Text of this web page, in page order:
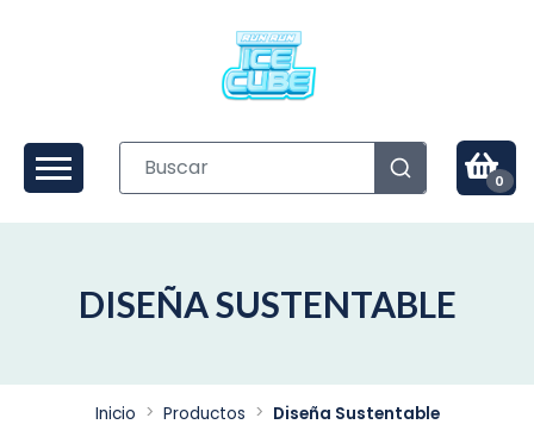
0
DISEÑA SUSTENTABLE
Inicio Productos Diseña Sustentable